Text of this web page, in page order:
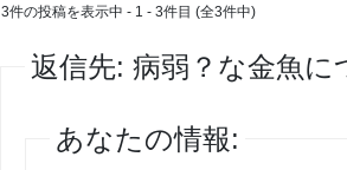
3件の投稿を表示中 - 1 - 3件目 (全3件中)
返信先: 病弱？な金魚に
あなたの情報: